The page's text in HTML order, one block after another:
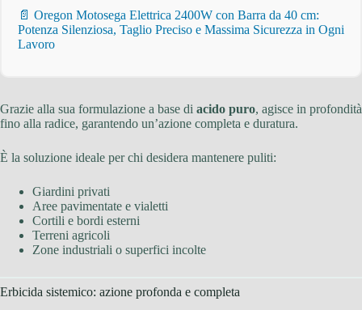
📄 Oregon Motosega Elettrica 2400W con Barra da 40 cm:
Potenza Silenziosa, Taglio Preciso e Massima Sicurezza in Ogni
Lavoro
Grazie alla sua formulazione a base di acido puro, agisce in profondità
fino alla radice, garantendo un’azione completa e duratura.
È la soluzione ideale per chi desidera mantenere puliti:
Giardini privati
Aree pavimentate e vialetti
Cortili e bordi esterni
Terreni agricoli
Zone industriali o superfici incolte
Erbicida sistemico: azione profonda e completa